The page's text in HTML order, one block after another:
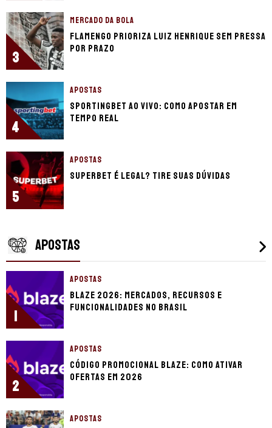
3
MERCADO DA BOLA
Flamengo prioriza Luiz Henrique sem pressa
por prazo
4
APOSTAS
Sportingbet ao vivo: Como apostar em
tempo real
5
APOSTAS
Superbet é legal? Tire suas dúvidas
APOSTAS
1
APOSTAS
Blaze 2026: mercados, recursos e
funcionalidades no Brasil
2
APOSTAS
Código promocional Blaze: como ativar
ofertas em 2026
APOSTAS